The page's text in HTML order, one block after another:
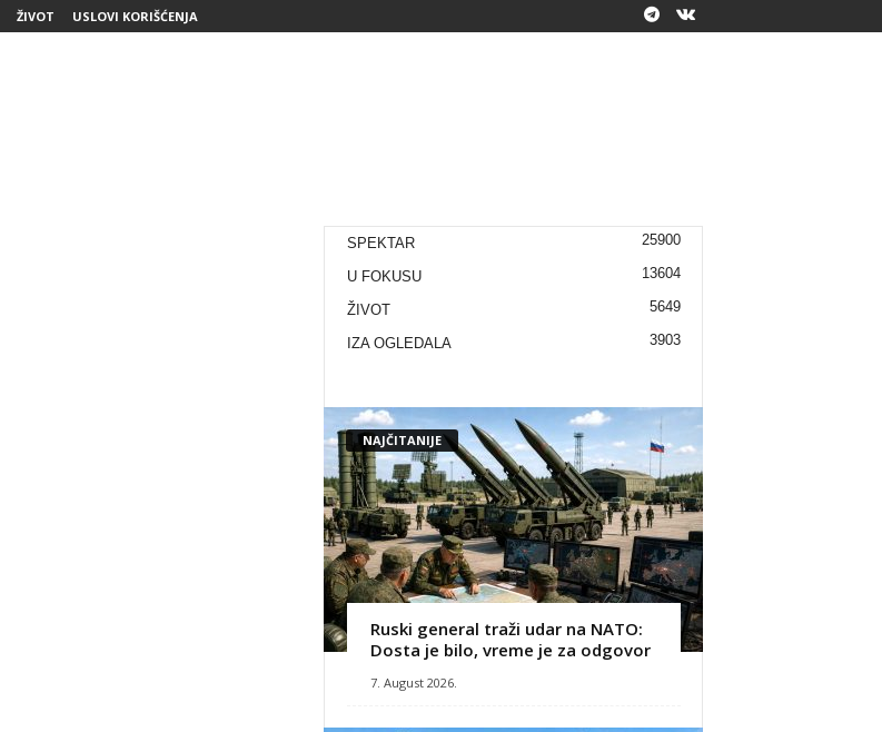
ŽIVOT USLOVI KORIŠĆENJA
SPEKTAR 25900
U FOKUSU 13604
ŽIVOT 5649
IZA OGLEDALA 3903
NAJČITANIJE
Ruski general traži udar na NATO:
Dosta je bilo, vreme je za odgovor
7. August 2026.